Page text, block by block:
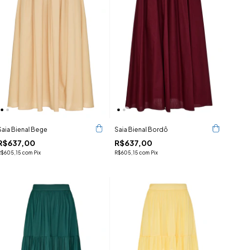
Bienal Bege
com Pix
Saia Bienal Bordô
R$637,00
R$605,15 com Pix